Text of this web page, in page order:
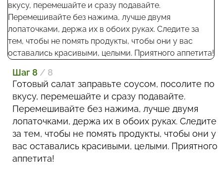
Шаг 8 / 8
Готовый салат заправьте соусом, посолите по
вкусу, перемешайте и сразу подавайте.
Перемешивайте без нажима, лучше двумя
лопаточками, держа их в обоих руках. Следите
за тем, чтобы не помять продукты, чтобы они у
вас оставались красивыми, целыми. Приятного
аппетита!